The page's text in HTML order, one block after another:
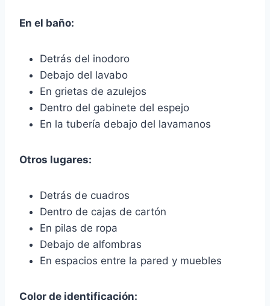
En el baño:
Detrás del inodoro
Debajo del lavabo
En grietas de azulejos
Dentro del gabinete del espejo
En la tubería debajo del lavamanos
Otros lugares:
Detrás de cuadros
Dentro de cajas de cartón
En pilas de ropa
Debajo de alfombras
En espacios entre la pared y muebles
Color de identificación: